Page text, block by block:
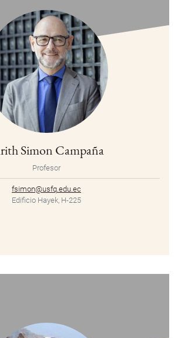
Simon Campaña
Profesor
fsimon@usfq.edu.ec
Edificio Hayek, H-225